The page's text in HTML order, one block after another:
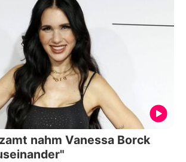
nahm Vanessa Borck